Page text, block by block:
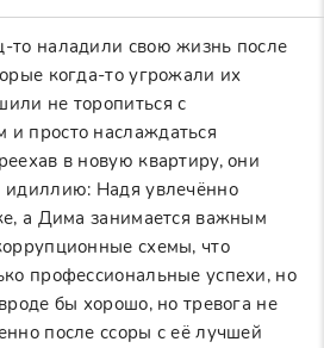
то наладили свою жизнь после
когда-то угрожали их
не торопиться с
просто наслаждаться
в новую квартиру, они
идиллию: Надя увлечённо
а Дима занимается важным
схемы, что
профессиональные успехи, но
бы хорошо, но тревога не
после ссоры с её лучшей